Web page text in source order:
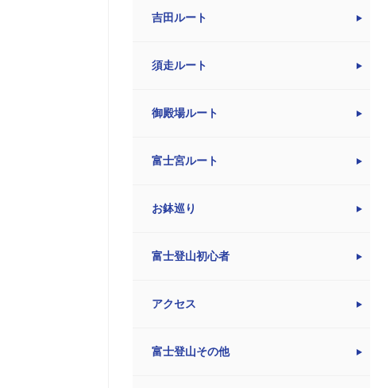
吉田ルート
須走ルート
御殿場ルート
富士宮ルート
お鉢巡り
富士登山初心者
アクセス
富士登山その他